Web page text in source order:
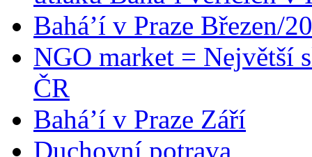
Bahá’í v Praze Březen/
NGO market = Největší
ČR
Bahá’í v Praze Září
Duchovní potrava